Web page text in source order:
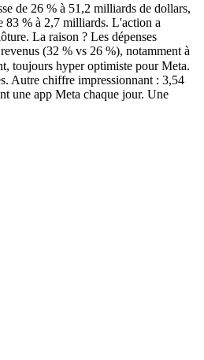
de 26 % à 51,2 milliards de dollars,
83 % à 2,7 milliards. L'action a
La raison ? Les dépenses
(32 % vs 26 %), notamment à
toujours hyper optimiste pour Meta.
Autre chiffre impressionnant : 3,54
une app Meta chaque jour. Une